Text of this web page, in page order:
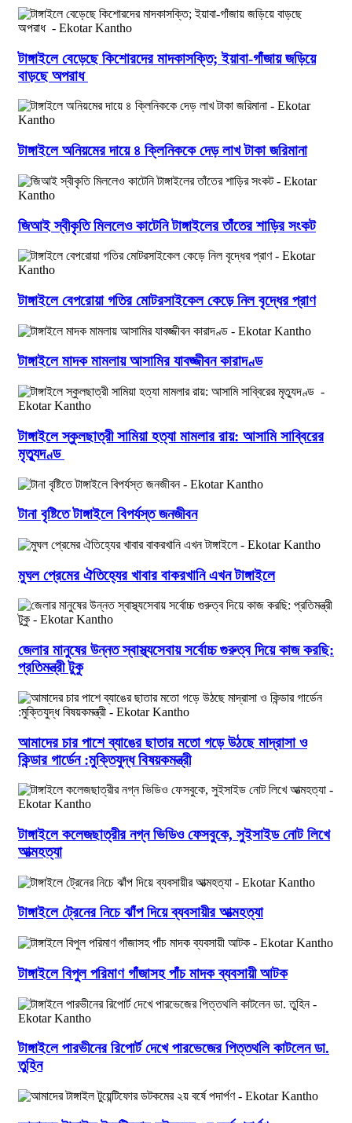
টাঙ্গাইলে বেড়েছে কিশোরদের মাদকাসক্তি; ইয়াবা-গাঁজায় জড়িয়ে
বাড়ছে অপরাধ
টাঙ্গাইলে অনিয়মের দায়ে ৪ ক্লিনিককে দেড় লাখ টাকা জরিমানা
জিআই স্বীকৃতি মিললেও কাটেনি টাঙ্গাইলের তাঁতের শাড়ির সংকট
টাঙ্গাইলে বেপরোয়া গতির মোটরসাইকেল কেড়ে নিল বৃদ্ধের প্রাণ
টাঙ্গাইলে মাদক মামলায় আসামির যাবজ্জীবন কারাদণ্ড
টাঙ্গাইলে স্কুলছাত্রী সামিয়া হত্যা মামলার রায়: আসামি সাব্বিরের
মৃত্যুদণ্ড
টানা বৃষ্টিতে টাঙ্গাইলে বিপর্যস্ত জনজীবন
মুঘল প্রেমের ঐতিহ্যের খাবার বাকরখানি এখন টাঙ্গাইলে
জেলার মানুষের উন্নত স্বাস্থ্যসেবায় সর্বোচ্চ গুরুত্ব দিয়ে কাজ করছি:
প্রতিমন্ত্রী টুকু
আমাদের চার পাশে ব্যাঙের ছাতার মতো গড়ে উঠছে মাদ্রাসা ও
কিন্ডার গার্ডেন :মুক্তিযুদ্ধ বিষয়কমন্ত্রী
টাঙ্গাইলে কলেজছাত্রীর নগ্ন ভিডিও ফেসবুকে, সুইসাইড নোট লিখে
আত্মহত্যা
টাঙ্গাইলে ট্রেনের নিচে ঝাঁপ দিয়ে ব্যবসায়ীর আত্মহত্যা
টাঙ্গাইলে বিপুল পরিমাণ গাঁজাসহ পাঁচ মাদক ব্যবসায়ী আটক
টাঙ্গাইলে পারভীনের রিপোর্ট দেখে পারভেজের পিত্তথলি কাটলেন ডা.
তুহিন